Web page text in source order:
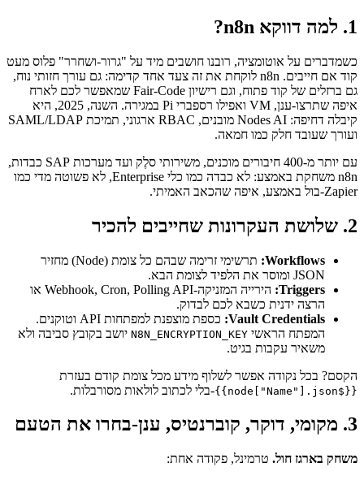
1. למה דווקא n8n?
כשמדברים על אוטומציה, רובנו חושבים מיד על "גרור-ושחרר" פלוס מעט
קוד אם חייבים. n8n לוקחת את זה צעד אחד קדימה: גם עורך חזותי נוח,
גם ברזלים של קוד פתוח, וגם רישיון Fair-Code שמאפשר לכם לארח
איפה שתרצו-ענן, VM ואפילו רספברי Pi במגירה. השנה, 2025, היא
קיבלה דחיפה: Nodes AI מובנים, RBAC ארגוני, תמיכת SAML/LDAP
ועורך שעובד חלק כמו חמאה.
עם יותר מ-400 חיבורים מוכנים, משירותי סלֶק ועד מערכות SAP כבדות,
n8n משחקת באמצע: לא כבדה כמו כלי Enterprise, לא פשוטה מדי כמו
Zapier-בול באמצע, איפה שהכאב האמיתי.
2. שלושת העקרונות שחייבים להכיר
Workflows:
תרשימי זרימה שבהם כל צומת (Node) מחזיר
JSON ומוסר את הלפיד לצומת הבא.
Triggers:
הירייה המזניקה-Webhook, Cron, Polling API או
הרצה ידנית כשבא לכם לבדוק.
Vault Credentials:
כספת מוצפנת למפתחות API וטוקנים.
המפתח הראשי N8N_ENCRYPTION_KEY יושב בקובץ סביבה ולא
משאיר עקבות בגיט.
הקסם? בכל נקודה אפשר לשלוף מידע מכל צומת קודם בעזרת
{{$node["Name"].json}} -בלי לכתוב לולאות מסורבלות.
3. מקומי, דוקר, קוברנטיס, ענן-בחרו את הטעם
משחק בארגז חול. טרמינל, פקודה אחת: